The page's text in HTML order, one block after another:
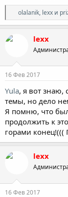
Р
е
а
:
olalanik, lexx и
lexx
16 Фев 2017
Yula, я вот знаю,
темы, но дело
Я помню, что
продолжить к
горами конец!(((
lexx
16 Фев 2017